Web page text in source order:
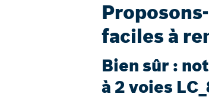
faciles à
Bien sûr :
à 2 voies